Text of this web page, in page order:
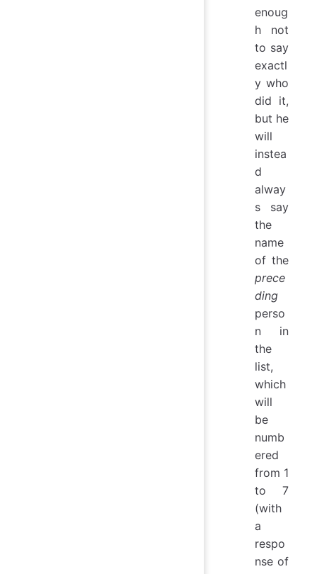
enoug
h not
to say
exactl
y who
did it,
but he
will
instea
d
alway
s say
the
name
of the
prece
ding
perso
n in
the
list,
which
will
be
numb
ered
from 1
to 7
(with
a
respo
nse of